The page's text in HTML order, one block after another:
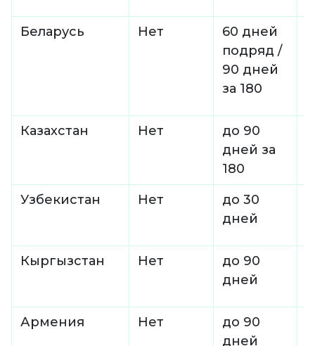
Беларусь Нет
60 дней
подряд /
90 дней
за 180
Казахстан Нет
до 90
дней за
180
Узбекистан Нет
до 30
дней
Кыргызстан Нет
до 90
дней
Армения Нет
до 90
дней